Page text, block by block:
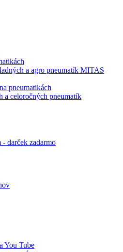
a agro pneumatík MITAS
pneumatikách
a celoročných pneumatík
darček zadarmo